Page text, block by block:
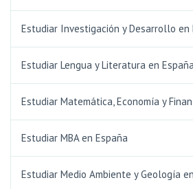
Estudiar Investigación y Desarrollo en
Estudiar Lengua y Literatura en
Estudiar Matemática, Economía y
Estudiar MBA en España
Estudiar Medio Ambiente y Geología